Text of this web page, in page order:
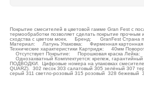
Покрытие смесителей в цветовой гамме Gran Fest c
термообработки позволяет сделать покрытие прочным
сходства с цветом моек. Бренд: GranFest Страна
Материал: Латунь Упаковка: Фирменная картонная
Технические характеристики Картридж: 40мм
Отсутствует Покрытие: Порошковая краска Лейка:
Однозахватный Комплектуется: крепеж,
ПОДВОДКИ. Цифровые номера на упаковках
QUARZ). 302 песок 303 салатовый 305 зелёный 307
серый 311 светло-розовый 315 розовый 328 бежевый